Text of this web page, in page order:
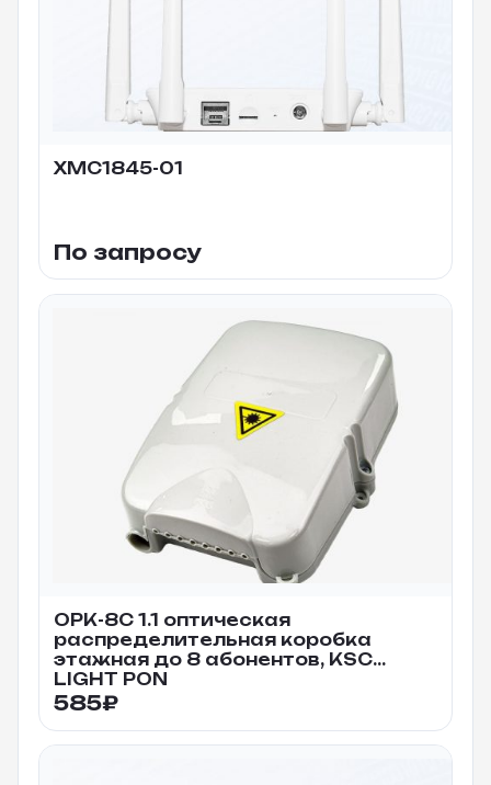
XMC1845-01
По запросу
ОРК-8С 1.1 оптическая
распределительная коробка
этажная до 8 абонентов, KSC
LIGHT PON
585₽